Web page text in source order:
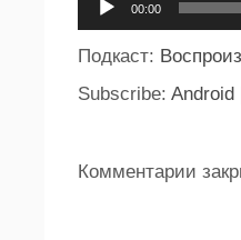
00:00
Подкаст:
Subscribe: Android
Комментарии